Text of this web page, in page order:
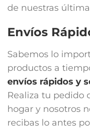
de nuestras
Envíos
Sabemos lo
productos a
envíos rápidos y
Realiza tu pedido
hogar y nosotros
recibas lo antes